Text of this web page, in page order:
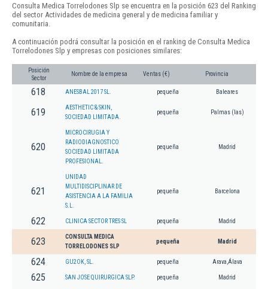
Consulta Medica Torrelodones Slp se encuentra en la posición 623 del Ranking
del sector Actividades de medicina general y de medicina familiar y
comunitaria.
A continuación podrá consultar la posición en el ranking de Consulta Medica
Torrelodones Slp y empresas con posiciones similares:
Posición
Sector
Nombre de la empresa Ventas (€) Provincia
618 ANESBAL 2017 SL. pequeña Baleares
619
AESTHETIC & SKIN,
SOCIEDAD LIMITADA.
pequeña Palmas (las)
620
MICROCIRUGIA Y
RADIODIAGNOSTICO
SOCIEDAD LIMITADA
PROFESIONAL.
pequeña Madrid
621
UNIDAD
MULTIDISCIPLINAR DE
ASISTENCIA A LA FAMILIA
S.L.
pequeña Barcelona
622 CLINICA SECTOR TRES SL pequeña Madrid
623
CONSULTA MEDICA
TORRELODONES SLP
pequeña Madrid
624 GU2OK, SL. pequeña Arava,Álava
625 SAN JOSE QUIRURGICA SLP. pequeña Madrid